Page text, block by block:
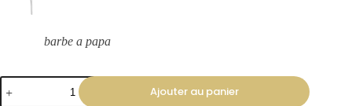
barbe a papa
Ajouter au panier